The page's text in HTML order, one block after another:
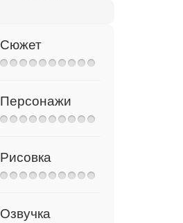
Сюжет
Персонажи
Рисовка
Озвучка